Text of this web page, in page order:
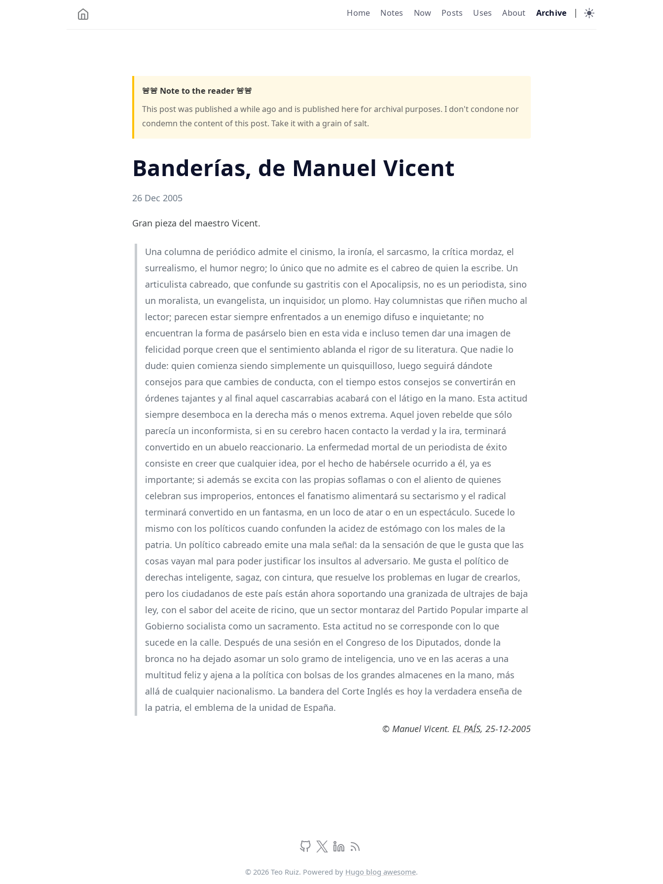
Home Notes Now Posts Uses About Archive |
🚨🚨 Note to the reader 🚨🚨
This post was published a while ago and is published here for archival purposes. I don't condone nor
condemn the content of this post. Take it with a grain of salt.
Banderías, de Manuel Vicent
26 Dec 2005
Gran pieza del maestro Vicent.
Una columna de periódico admite el cinismo, la ironía, el sarcasmo, la crítica mordaz, el
surrealismo, el humor negro; lo único que no admite es el cabreo de quien la escribe. Un
articulista cabreado, que confunde su gastritis con el Apocalipsis, no es un periodista, sino
un moralista, un evangelista, un inquisidor, un plomo. Hay columnistas que riñen mucho al
lector; parecen estar siempre enfrentados a un enemigo difuso e inquietante; no
encuentran la forma de pasárselo bien en esta vida e incluso temen dar una imagen de
felicidad porque creen que el sentimiento ablanda el rigor de su literatura. Que nadie lo
dude: quien comienza siendo simplemente un quisquilloso, luego seguirá dándote
consejos para que cambies de conducta, con el tiempo estos consejos se convertirán en
órdenes tajantes y al final aquel cascarrabias acabará con el látigo en la mano. Esta actitud
siempre desemboca en la derecha más o menos extrema. Aquel joven rebelde que sólo
parecía un inconformista, si en su cerebro hacen contacto la verdad y la ira, terminará
convertido en un abuelo reaccionario. La enfermedad mortal de un periodista de éxito
consiste en creer que cualquier idea, por el hecho de habérsele ocurrido a él, ya es
importante; si además se excita con las propias soflamas o con el aliento de quienes
celebran sus improperios, entonces el fanatismo alimentará su sectarismo y el radical
terminará convertido en un fantasma, en un loco de atar o en un espectáculo. Sucede lo
mismo con los políticos cuando confunden la acidez de estómago con los males de la
patria. Un político cabreado emite una mala señal: da la sensación de que le gusta que las
cosas vayan mal para poder justificar los insultos al adversario. Me gusta el político de
derechas inteligente, sagaz, con cintura, que resuelve los problemas en lugar de crearlos,
pero los ciudadanos de este país están ahora soportando una granizada de ultrajes de baja
ley, con el sabor del aceite de ricino, que un sector montaraz del Partido Popular imparte al
Gobierno socialista como un sacramento. Esta actitud no se corresponde con lo que
sucede en la calle. Después de una sesión en el Congreso de los Diputados, donde la
bronca no ha dejado asomar un solo gramo de inteligencia, uno ve en las aceras a una
multitud feliz y ajena a la política con bolsas de los grandes almacenes en la mano, más
allá de cualquier nacionalismo. La bandera del Corte Inglés es hoy la verdadera enseña de
la patria, el emblema de la unidad de España.
© Manuel Vicent. EL PAÍS, 25-12-2005
© 2026 Teo Ruiz. Powered by Hugo blog awesome.